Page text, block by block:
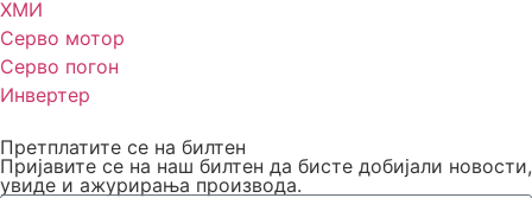
ХМИ
Серво мотор
Серво погон
Инвертер
Претплатите се на билтен
Пријавите се на наш билтен да бисте добијали новости,
увиде и ажурирања производа.